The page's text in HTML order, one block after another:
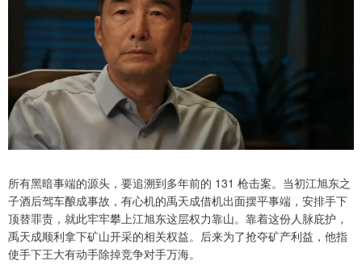
所有黑暗事端的源头，要追溯到多年前的 131 枪击案。当初江旭东之
子酒后驾车酿成事故，有心机的禹天成借机出面摆平事端，安排手下
顶替罪责，就此牢牢攀上江旭东这层权力靠山。靠着这份人脉庇护，
禹天成顺利拿下矿山开采的相关权益。后来为了抢夺矿产利益，他指
使手下王大有动手除掉竞争对手万海。